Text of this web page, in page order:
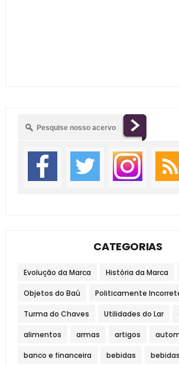
CATEGORIAS
Evolução da Marca História da Marca
Objetos do Baú Politicamente
Turma do Chaves Utilidades do Lar
alimentos armas artigos
banco e financeira bebidas